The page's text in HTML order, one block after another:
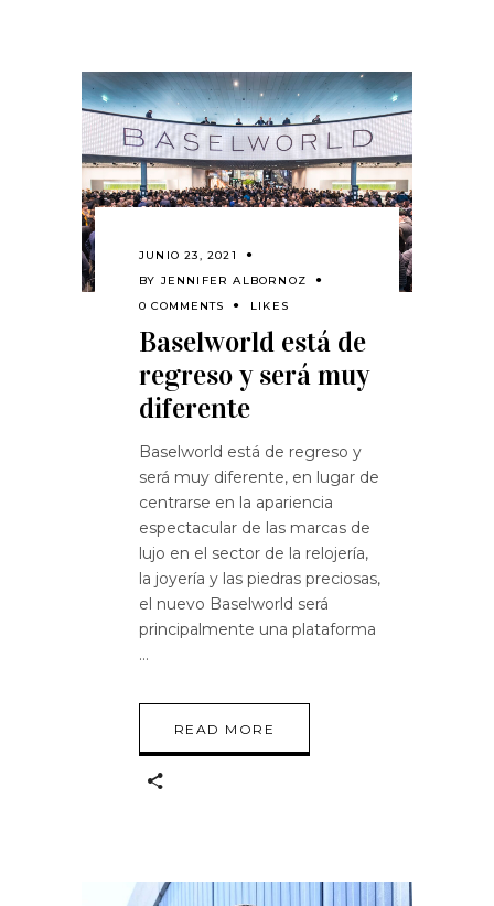
JUNIO 23, 2021
BY JENNIFER ALBORNOZ
0 COMMENTS
LIKES
Baselworld está de
regreso y será muy
diferente
Baselworld está de regreso y
será muy diferente, en lugar de
centrarse en la apariencia
espectacular de las marcas de
lujo en el sector de la relojería,
la joyería y las piedras preciosas,
el nuevo Baselworld será
principalmente una plataforma
READ MORE